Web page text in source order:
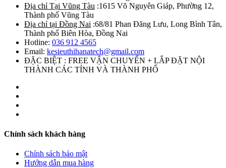
Địa chỉ Tại Vũng Tàu :1615 Võ Nguyên Giáp, Phường 12,
Thành phố Vũng Tàu
Địa chỉ tại Đồng Nai :68/81 Phan Đăng Lưu, Long Bình Tân,
Thành phố Biên Hòa, Đồng Nai
Hotline: 036 912 4565
Email: kesieuthihanatech@gmail.com
ĐẶC BIỆT : FREE VẬN CHUYỂN + LẮP ĐẶT NỘI
THÀNH CÁC TỈNH VÀ THÀNH PHỐ
Chính sách khách hàng
Chính sách bảo mật
Hướng dẫn mua hàng